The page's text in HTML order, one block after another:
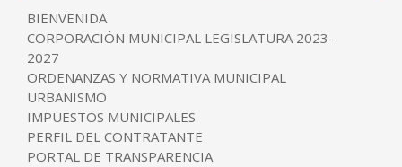
BIENVENIDA
CORPORACIÓN MUNICIPAL LEGISLATURA 2023-
2027
ORDENANZAS Y NORMATIVA MUNICIPAL
URBANISMO
IMPUESTOS MUNICIPALES
PERFIL DEL CONTRATANTE
PORTAL DE TRANSPARENCIA